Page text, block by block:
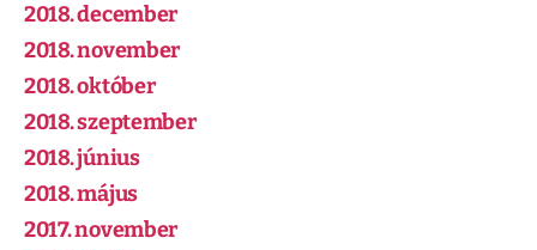
2018. december
2018. november
2018. október
2018. szeptember
2018. június
2018. május
2017. november